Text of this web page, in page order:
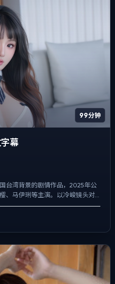
99分钟
幕
台湾背景的剧情作品，2025年公
、马伊琍等主演。以冷峻镜头对
灰区反复试探，观众情绪被慢...